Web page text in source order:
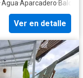
·Agua·Aparcadero·Balcón
Ver en detalle